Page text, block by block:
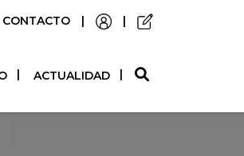
CONTACTO | |
ACTUALIDAD